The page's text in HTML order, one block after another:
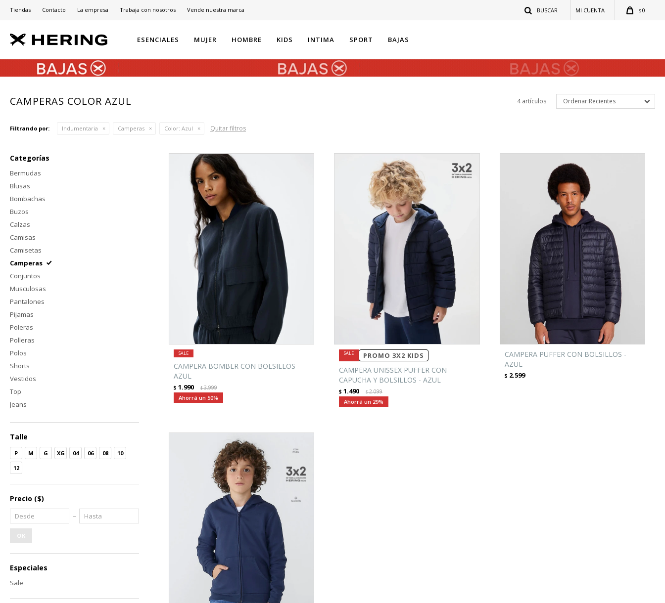
ESENCIALES MUJER HOMBRE KIDS INTIMA SPORT BAJAS
$0
Tiendas Contacto La empresa Trabaja con nosotros Vende nuestra marca
CAMPERAS COLOR AZUL 4 artículos Recientes
Filtrando por: Indumentaria Camperas Color: Azul Quitar filtros
CAMPERA BOMBER CON BOLSILLOS -
AZUL
$ 1.990 $3.999
50
PROMO 3X2 KIDS
CAMPERA UNISSEX PUFFER CON
CAPUCHA Y BOLSILLOS - AZUL
$ 1.490 $2.099
29
CAMPERA PUFFER CON BOLSILLOS -
AZUL
$ 2.599
Categorías
Bermudas
Blusas
Bombachas
Buzos
Calzas
Camisas
Camisetas
Camperas
Conjuntos
Musculosas
Pantalones
Pijamas
Poleras
Polleras
Polos
Shorts
Vestidos
Top
Jeans
Talle
P M G XG 04 06 08
10
12
Precio ($)
OK
Especiales
Sale